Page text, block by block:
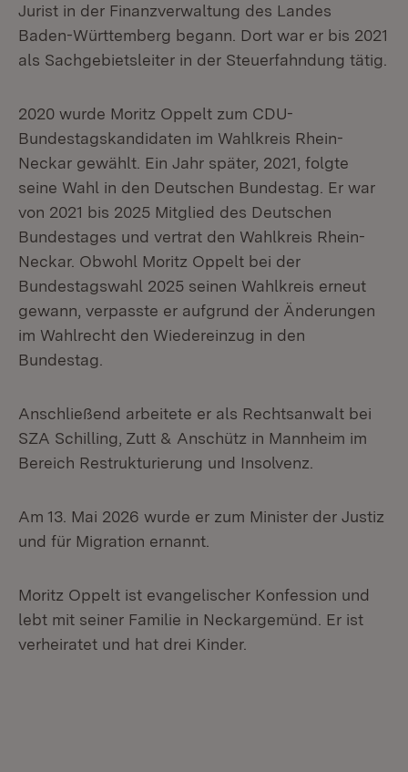
Jurist in der Finanzverwaltung des Landes
Baden-Württemberg begann. Dort war er bis 2021
als Sachgebietsleiter in der Steuerfahndung tätig.
2020 wurde Moritz Oppelt zum CDU-
Bundestagskandidaten im Wahlkreis Rhein-
Neckar gewählt. Ein Jahr später, 2021, folgte
seine Wahl in den Deutschen Bundestag. Er war
von 2021 bis 2025 Mitglied des Deutschen
Bundestages und vertrat den Wahlkreis Rhein-
Neckar. Obwohl Moritz Oppelt bei der
Bundestagswahl 2025 seinen Wahlkreis erneut
gewann, verpasste er aufgrund der Änderungen
im Wahlrecht den Wiedereinzug in den
Bundestag.
Anschließend arbeitete er als Rechtsanwalt bei
SZA Schilling, Zutt & Anschütz in Mannheim im
Bereich Restrukturierung und Insolvenz.
Am 13. Mai 2026 wurde er zum Minister der Justiz
und für Migration ernannt.
Moritz Oppelt ist evangelischer Konfession und
lebt mit seiner Familie in Neckargemünd. Er ist
verheiratet und hat drei Kinder.